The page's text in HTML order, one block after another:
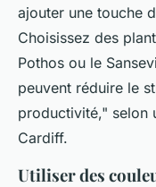
ajouter une touche
Choisissez des
Pothos ou le
peuvent réduire le
productivité," selon
Cardiff.
Utiliser des